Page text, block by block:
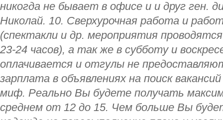
никогда не бывает в офисе и и друг ген.
Николай. 10. Сверхурочная работа и
(спектакли и др. мероприятия
23-24 часов), а так же в субботу и
оплачивается и отгулы не
зарплата в объявлениях на поиск
миф. Реально Вы будете получать
среднем от 12 до 15. Чем больше Вы